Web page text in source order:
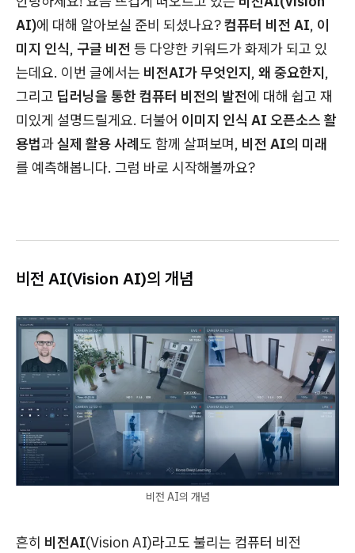
AI)에 대해 알아보실 준비 되셨나요?컴퓨터 비전 AI, 이
미지 인식, 구글 비전 등 다양한 키워드가 화제가 되고 있
는데요. 이번 글에서는 비전AI가 무엇인지, 왜 중요한지,
그리고 딥러닝을 통한 컴퓨터 비전의 발전에 대해 쉽고 재
미있게 설명드릴게요. 더불어 이미지 인식 AI 오픈소스 활
용법과실제 활용 사례도 함께 살펴보며, 비전 AI의 미래
를 예측해봅니다. 그럼 바로 시작해볼까요?
비전 AI(Vision AI)의 개념
비전 AI의 개념
흔히 비전AI(Vision AI)라고도 불리는 컴퓨터 비전